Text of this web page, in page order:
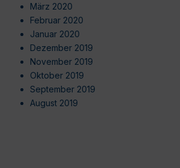
März 2020
Februar 2020
Januar 2020
Dezember 2019
November 2019
Oktober 2019
September 2019
August 2019